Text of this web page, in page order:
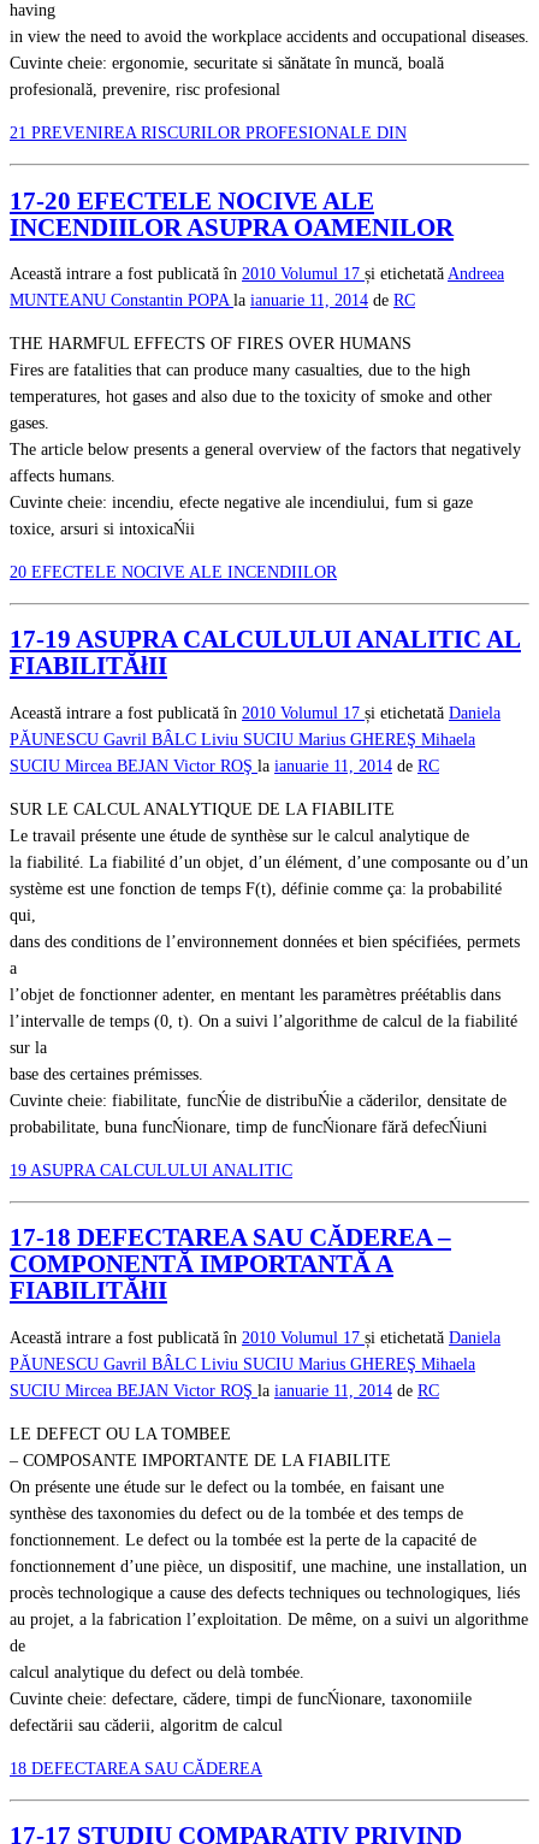
having
in view the need to avoid the workplace accidents and occupational diseases.
Cuvinte cheie: ergonomie, securitate si sănătate în muncă, boală
profesională, prevenire, risc profesional
21 PREVENIREA RISCURILOR PROFESIONALE DIN
17-20 EFECTELE NOCIVE ALE
INCENDIILOR ASUPRA OAMENILOR
Această intrare a fost publicată în 2010 Volumul 17 și etichetată Andreea
MUNTEANU Constantin POPA la ianuarie 11, 2014 de RC
THE HARMFUL EFFECTS OF FIRES OVER HUMANS
Fires are fatalities that can produce many casualties, due to the high
temperatures, hot gases and also due to the toxicity of smoke and other
gases.
The article below presents a general overview of the factors that negatively
affects humans.
Cuvinte cheie: incendiu, efecte negative ale incendiului, fum si gaze
toxice, arsuri si intoxicaŃii
20 EFECTELE NOCIVE ALE INCENDIILOR
17-19 ASUPRA CALCULULUI ANALITIC AL
FIABILITĂłII
Această intrare a fost publicată în 2010 Volumul 17 și etichetată Daniela
PĂUNESCU Gavril BÂLC Liviu SUCIU Marius GHEREŞ Mihaela
SUCIU Mircea BEJAN Victor ROŞ la ianuarie 11, 2014 de RC
SUR LE CALCUL ANALYTIQUE DE LA FIABILITE
Le travail présente une étude de synthèse sur le calcul analytique de
la fiabilité. La fiabilité d’un objet, d’un élément, d’une composante ou d’un
système est une fonction de temps F(t), définie comme ça: la probabilité
qui,
dans des conditions de l’environnement données et bien spécifiées, permets
a
l’objet de fonctionner adenter, en mentant les paramètres préétablis dans
l’intervalle de temps (0, t). On a suivi l’algorithme de calcul de la fiabilité
sur la
base des certaines prémisses.
Cuvinte cheie: fiabilitate, funcŃie de distribuŃie a căderilor, densitate de
probabilitate, buna funcŃionare, timp de funcŃionare fără defecŃiuni
19 ASUPRA CALCULULUI ANALITIC
17-18 DEFECTAREA SAU CĂDEREA –
COMPONENTĂ IMPORTANTĂ A
FIABILITĂłII
Această intrare a fost publicată în 2010 Volumul 17 și etichetată Daniela
PĂUNESCU Gavril BÂLC Liviu SUCIU Marius GHEREŞ Mihaela
SUCIU Mircea BEJAN Victor ROŞ la ianuarie 11, 2014 de RC
LE DEFECT OU LA TOMBEE
– COMPOSANTE IMPORTANTE DE LA FIABILITE
On présente une étude sur le defect ou la tombée, en faisant une
synthèse des taxonomies du defect ou de la tombée et des temps de
fonctionnement. Le defect ou la tombée est la perte de la capacité de
fonctionnement d’une pièce, un dispositif, une machine, une installation, un
procès technologique a cause des defects techniques ou technologiques, liés
au projet, a la fabrication l’exploitation. De même, on a suivi un algorithme
de
calcul analytique du defect ou delà tombée.
Cuvinte cheie: defectare, cădere, timpi de funcŃionare, taxonomiile
defectării sau căderii, algoritm de calcul
18 DEFECTAREA SAU CĂDEREA
17-17 STUDIU COMPARATIV PRIVIND